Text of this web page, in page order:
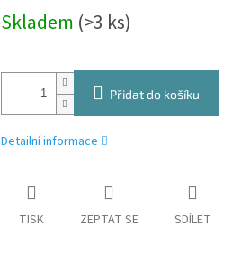
Skladem (>3 ks)
Přidat do košíku
Detailní informace
TISK ZEPTAT SE SDÍLET